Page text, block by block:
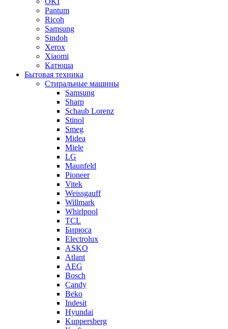
Pantum
Ricoh
Samsung
Sindoh
Xerox
Xiaomi
Катюша
Бытовая техника
Стиральные машины
Samsung
Sharp
Schaub Lorenz
Stinol
Smeg
Midea
Miele
LG
Maunfeld
Pioneer
Vitek
Weissgauff
Willmark
Whirlpool
TCL
Бирюса
Electrolux
ASKO
Atlant
AEG
Bosch
Candy
Beko
Indesit
Hyundai
Kuppersberg